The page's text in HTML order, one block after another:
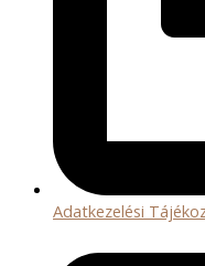
Adatkezelési